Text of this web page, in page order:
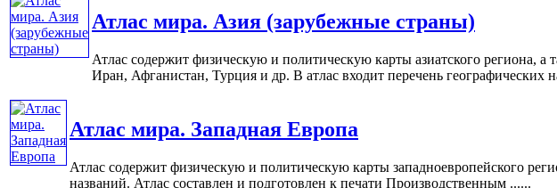
Атлас мира. Азия (зарубежные страны)
Атлас содержит физическую и политическую карты азиатского региона,
Иран, Афганистан, Турция и др. В атлас входит перечень географических
Атлас мира. Западная Европа
Атлас содержит физическую и политическую карты западноевропейского
названий. Атлас составлен и подготовлен к печати Производственным ......